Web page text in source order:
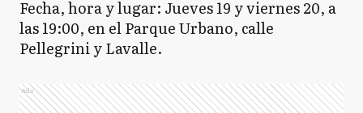
Fecha, hora y lugar: Jueves 19 y viernes 20, a
las 19:00, en el Parque Urbano, calle
Pellegrini y Lavalle.
Ads